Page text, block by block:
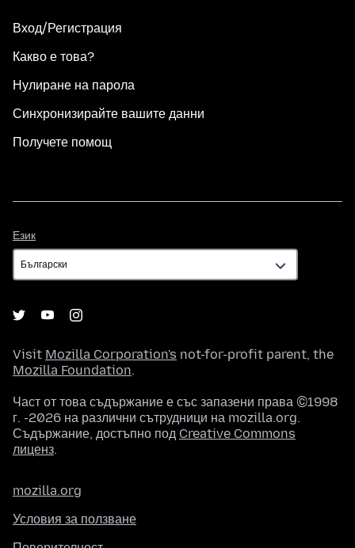
Вход/Регистрация
Какво е това?
Нулиране на парола
Синхронизирайте вашите данни
Получете помощ
Език
Visit Mozilla Corporation's not-for-profit parent, the
Mozilla Foundation.
Част от това съдържание е със запазени права ©1998
г. -2026 на различни сътрудници на mozilla.org.
Съдържание, достъпно под Creative Commons
лиценз.
mozilla.org
Условия за ползване